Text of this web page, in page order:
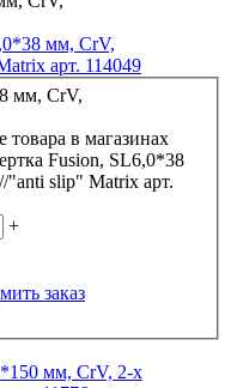
мм, CrV,
арт. 114049
товара в магазинах
Fusion, SL6,0*38
"anti slip" Matrix арт.
+
заказ
мм, СrV, 2-х